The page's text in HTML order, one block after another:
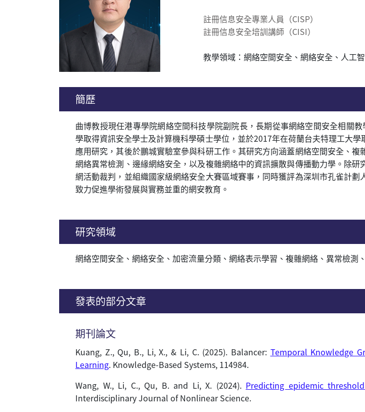
註冊信息安全專業人員 （CISP）
註冊信息安全培訓講師 （CISI）
教學領域： 網絡空間安全、網絡安全、人工
簡歷
曲博教授現任港專學院網絡空間科技學院副院長，長期從事網絡空間安全相關
學取得資訊安全學士及計算機科學碩士學位，並於2017年在荷蘭台夫特理工大學
應用研究，其後於鵬城實驗室參與科研工作。其研究方向涵蓋網絡空間安全、
網絡異常檢測、邊緣網絡安全，以及複雜網絡中的資訊擴散與傳播動力學。除研
網活動裁判，並組織國家級網絡安全大賽區域賽事，同時獲評為深圳市孔雀計
致力促進學術發展與實務並重的網安教育。
研究領域
網絡空間安全 、 網絡安全 、 加密流量分類 、 網絡表示學習 、 複雜網絡 、 異常檢測 、
發表的部分文章
期刊論文
Kuang, Z., Qu, B., Li, X., & Li, C. (2025). Balancer: Temporal Knowledge
Learning. Knowledge-Based Systems, 114984.
Wang, W., Li, C., Qu, B. and Li, X. (2024). Predicting epidemic
Interdisciplinary Journal of Nonlinear Science.